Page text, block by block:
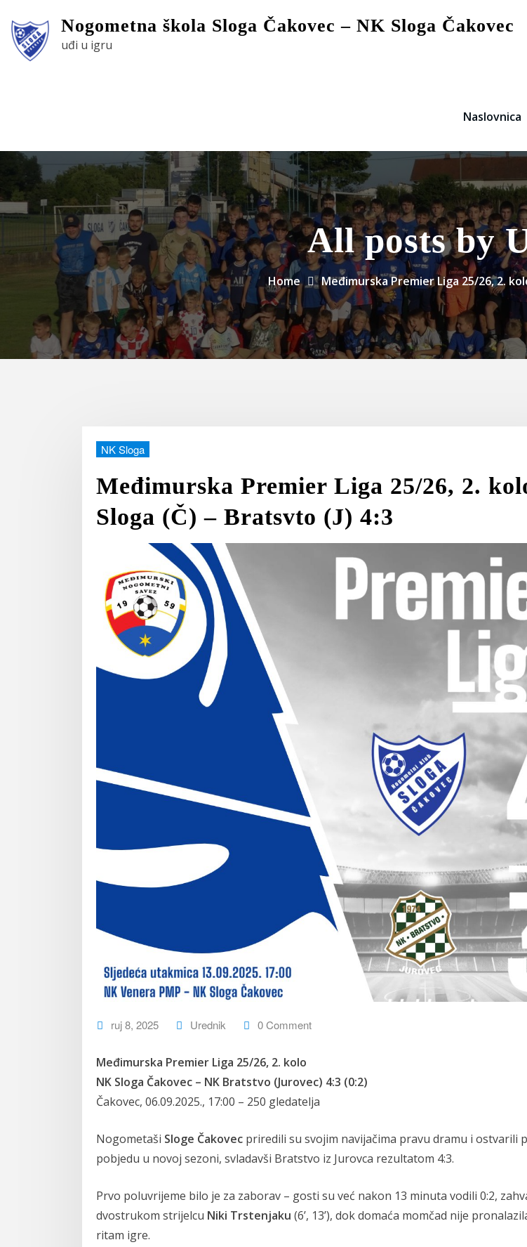
content
Nogometna škola Sloga Čakovec – NK Sloga Čakovec
uđi u igru
Naslovnica
All posts by
Home Međimurska Premier Liga 25/26, 2.
NK Sloga
Međimurska Premier Liga 25/26, 2.
Sloga (Č) – Bratsvto (J) 4:3
ruj 8, 2025 Urednik 0 Comment
Međimurska Premier Liga 25/26, 2. kolo
NK Sloga Čakovec – NK Bratstvo (Jurovec) 4:3 (0:2)
Čakovec, 06.09.2025., 17:00 – 250 gledatelja
Nogometaši Sloge Čakovec priredili su svojim navijačima pravu dramu i ostvarili
pobjedu u novoj sezoni, svladavši Bratstvo iz Jurovca rezultatom 4:3.
Prvo poluvrijeme bilo je za zaborav – gosti su već nakon 13 minuta vodili 0:2,
dvostrukom strijelcu Niki Trstenjaku (6’, 13’), dok domaća momčad nije
ritam igre.